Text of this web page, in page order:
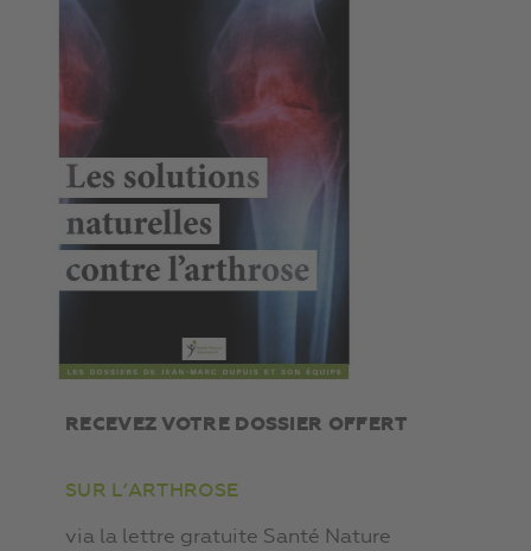
RECEVEZ VOTRE DOSSIER OFFERT
SUR L’ARTHROSE
via la lettre gratuite Santé Nature